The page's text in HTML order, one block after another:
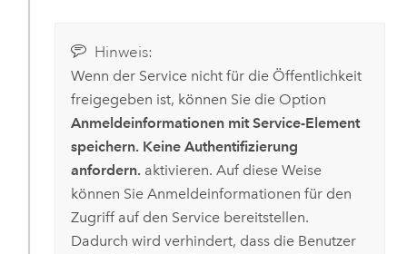
Hinweis:
Wenn der Service nicht für die Öffentlichkeit
freigegeben ist, können Sie die Option
Anmeldeinformationen mit Service-Element
speichern. Keine Authentifizierung
anfordern.aktivieren. Auf diese Weise
können Sie Anmeldeinformationen für den
Zugriff auf den Service bereitstellen.
Dadurch wird verhindert, dass die Benutzer